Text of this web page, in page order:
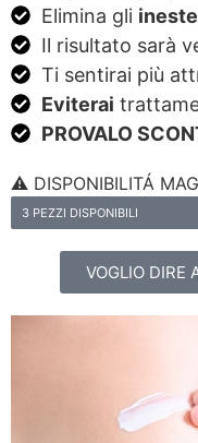
Elimina gli
Il risultato sarà
Ti sentirai più
Eviterai
PROVALO
⚠️ DISPONIBILITÁ
3 PEZZI DISPONIBILI
VOGLIO DIRE